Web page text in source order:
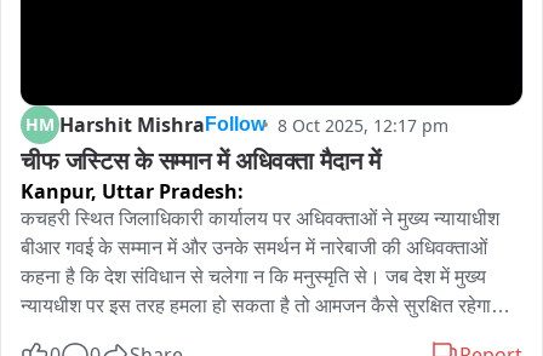
HM Harshit Mishra Follow 8 Oct 2025, 12:17 pm
चीफ जस्टिस के सम्मान में अधिवक्ता मैदान में
Kanpur, Uttar Pradesh:
कचहरी स्थित जिलाधिकारी कार्यालय पर अधिवक्ताओं ने मुख्य न्यायाधीश
बीआर गवई के सम्मान में और उनके समर्थन में नारेबाजी की अधिवक्ताओं
कहना है कि देश संविधान से चलेगा न कि मनुस्मृति से। जब देश में मुख्य
न्यायधीश पर इस तरह हमला हो सकता है तो आमजन कैसे सुरक्षित रहेगा।